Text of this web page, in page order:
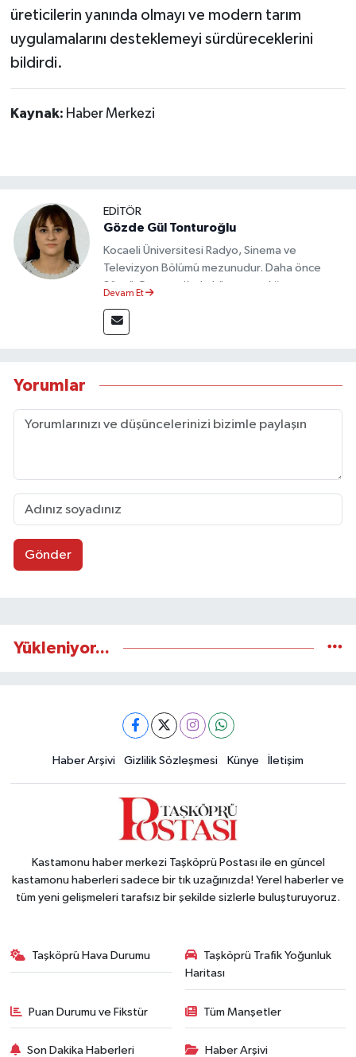
üreticilerin yanında olmayı ve modern tarım
uygulamalarını desteklemeyi sürdüreceklerini
bildirdi.
Kaynak: Haber Merkezi
EDİTÖR
Gözde Gül Tonturoğlu
Kocaeli Üniversitesi Radyo, Sinema ve
Televizyon Bölümü mezunudur. Daha önce
Sözcü Gazetesi’nde köşe yazarlığı yapmış ve
Devam Et
Yorumlar
Gönder
Yükleniyor...
Haber Arşivi Gizlilik Sözleşmesi Künye İletişim
Kastamonu haber merkezi Taşköprü Postası ile en güncel
kastamonu haberleri sadece bir tık uzağınızda! Yerel haberler ve
tüm yeni gelişmeleri tarafsız bir şekilde sizlerle buluşturuyoruz.
Taşköprü Hava Durumu
Taşköprü Trafik Yoğunluk
Haritası
Puan Durumu ve Fikstür Tüm Manşetler
Son Dakika Haberleri Haber Arşivi